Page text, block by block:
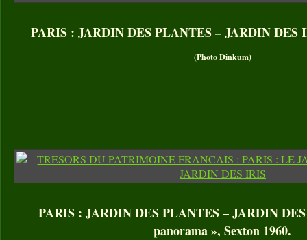
PARIS : JARDIN DES PLANTES – JARDIN DES
(Photo Dinkum)
PARIS : JARDIN DES PLANTES – JARDIN
panorama », Sexton 1960.